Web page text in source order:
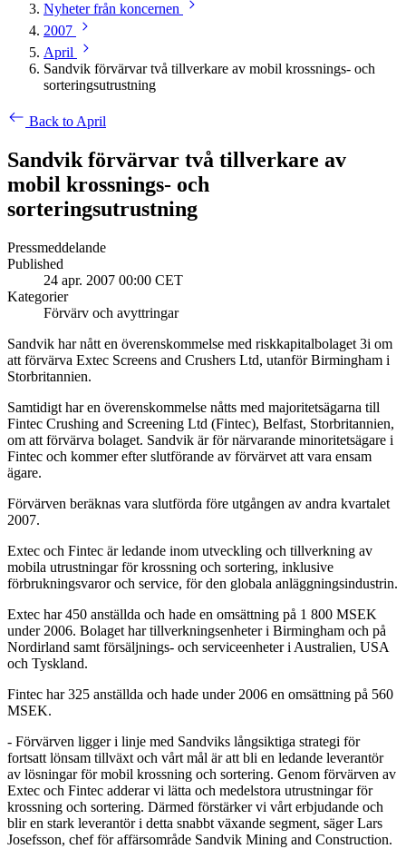
Nyheter från koncernen
2007
April
Sandvik förvärvar två tillverkare av mobil krossnings- och
sorteringsutrustning
Back to April
Sandvik förvärvar två tillverkare av
mobil krossnings- och
sorteringsutrustning
Pressmeddelande
Published
24 apr. 2007 00:00 CET
Kategorier
Förvärv och avyttringar
Sandvik har nått en överenskommelse med riskkapitalbolaget 3i om
att förvärva Extec Screens and Crushers Ltd, utanför Birmingham i
Storbritannien.
Samtidigt har en överenskommelse nåtts med majoritetsägarna till
Fintec Crushing and Screening Ltd (Fintec), Belfast, Storbritannien,
om att förvärva bolaget. Sandvik är för närvarande minoritetsägare i
Fintec och kommer efter slutförande av förvärvet att vara ensam
ägare.
Förvärven beräknas vara slutförda före utgången av andra kvartalet
2007.
Extec och Fintec är ledande inom utveckling och tillverkning av
mobila utrustningar för krossning och sortering, inklusive
förbrukningsvaror och service, för den globala anläggningsindustrin.
Extec har 450 anställda och hade en omsättning på 1 800 MSEK
under 2006. Bolaget har tillverkningsenheter i Birmingham och på
Nordirland samt försäljnings- och serviceenheter i Australien, USA
och Tyskland.
Fintec har 325 anställda och hade under 2006 en omsättning på 560
MSEK.
- Förvärven ligger i linje med Sandviks långsiktiga strategi för
fortsatt lönsam tillväxt och vårt mål är att bli en ledande leverantör
av lösningar för mobil krossning och sortering. Genom förvärven av
Extec och Fintec adderar vi lätta och medelstora utrustningar för
krossning och sortering. Därmed förstärker vi vårt erbjudande och
blir en stark leverantör i detta snabbt växande segment, säger Lars
Josefsson, chef för affärsområde Sandvik Mining and Construction.